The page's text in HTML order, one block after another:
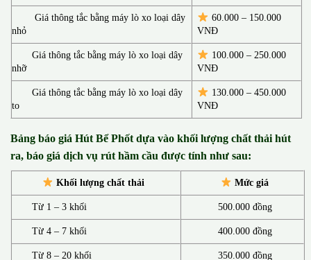
Giá thông tắc bằng máy lò xo loại dây
nhỏ
60.000 – 150.000
VNĐ
Giá thông tắc bằng máy lò xo loại dây
nhỡ
100.000 – 250.000
VNĐ
Giá thông tắc bằng máy lò xo loại dây
to
130.000 –450.000
VNĐ
Bảng báo giá Hút Bể Phốt dựa vào khối lượng chất thải hút
ra, báo giá dịch vụ rút hầm cầu được tính như sau:
Khối lượng chất thải Mức giá
Từ 1 – 3 khối 500.000 đồng
Từ 4 – 7 khối 400.000 đồng
Từ 8 – 20 khối 350.000 đồng